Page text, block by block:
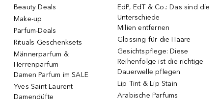
Beauty Deals
Make-up
Parfum-Deals
Rituals Geschenksets
Männerparfum &
Herrenparfum
Damen Parfum im SALE
Yves Saint Laurent
Damendüfte
EdP, EdT & Co.: Das sind die
Unterschiede
Milien entfernen
Glossing für die Haare
Gesichtspflege: Diese
Reihenfolge ist die richtige
Dauerwelle pflegen
Lip Tint & Lip Stain
Arabische Parfums